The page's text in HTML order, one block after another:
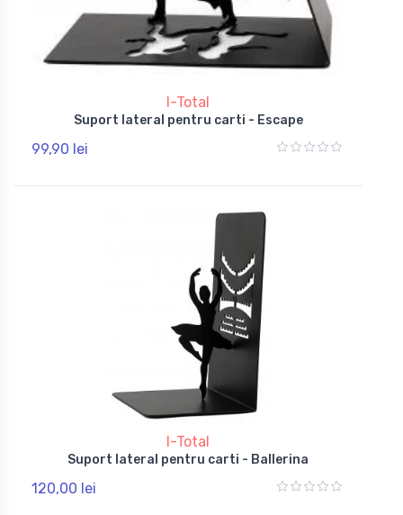
I-Total
Suport lateral pentru carti - Escape
99,90 lei
I-Total
Suport lateral pentru carti - Ballerina
120,00 lei